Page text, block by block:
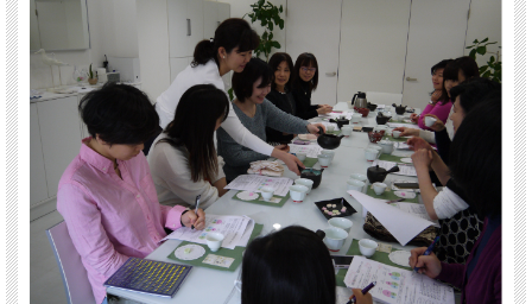
※お支払は、「クレジット決済」「銀行振込」のいづれかでお願いいたします。